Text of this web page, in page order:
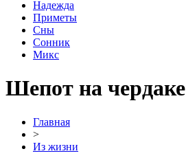
Надежда
Приметы
Сны
Сонник
Микс
Шепот на чердаке
Главная
>
Из жизни